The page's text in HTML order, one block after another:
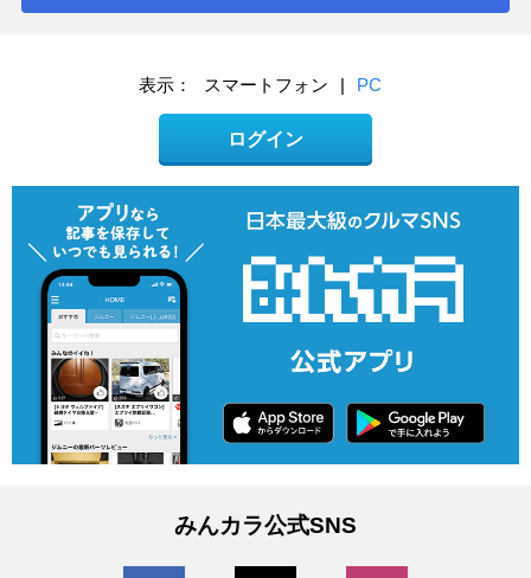
表示： スマートフォン | PC
ログイン
みんカラ公式SNS